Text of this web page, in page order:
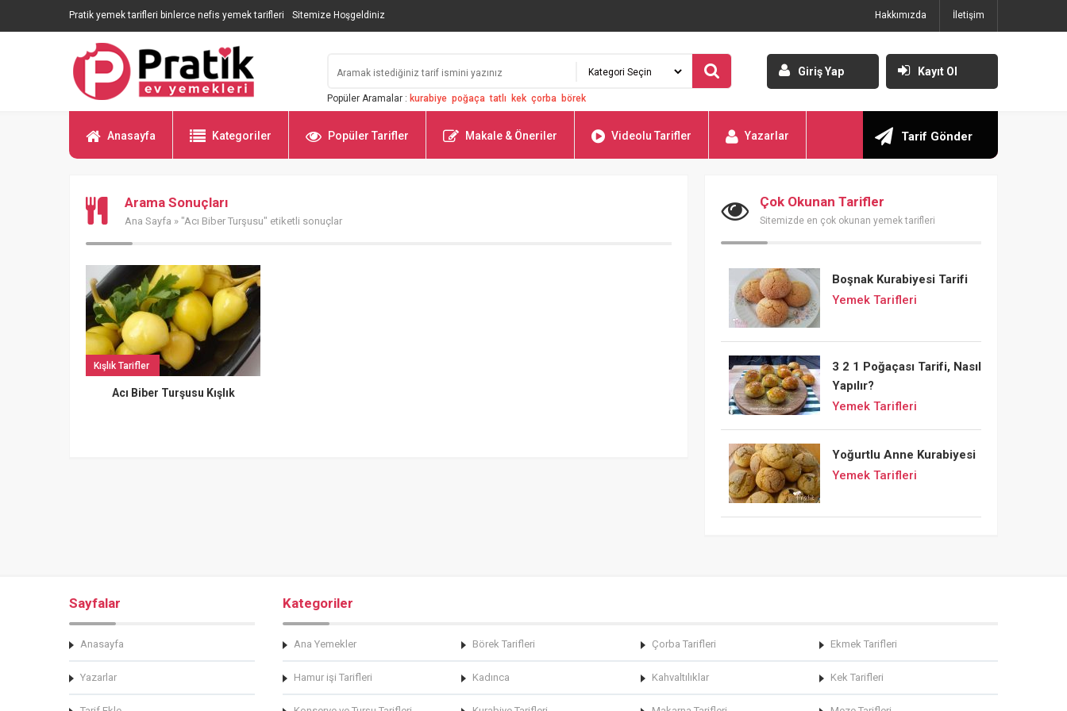
Pratik yemek tarifleri binlerce nefis yemek tarifleri Sitemize Hoşgeldiniz Hakkımızda İletişim
Popüler Aramalar : kurabiye poğaça tatlı kek çorba börek
Giriş Yap Kayıt Ol
Anasayfa Kategoriler Popüler Tarifler Makale & Öneriler Videolu Tarifler Yazarlar Tarif Gönder
Arama Sonuçları
Ana Sayfa » "Acı Biber Turşusu" etiketli sonuçlar
Kışlık Tarifler
Acı Biber Turşusu Kışlık
Çok Okunan Tarifler
Sitemizde en çok okunan yemek tarifleri
Boşnak Kurabiyesi Tarifi
Yemek Tarifleri
3 2 1 Poğaçası Tarifi, Nasıl
Yapılır?
Yemek Tarifleri
Yoğurtlu Anne Kurabiyesi
Yemek Tarifleri
Sayfalar
Anasayfa
Yazarlar
Kategoriler
Ana Yemekler Börek Tarifleri Çorba Tarifleri Ekmek Tarifleri
Hamur işi Tarifleri Kadınca Kahvaltılıklar Kek Tarifleri